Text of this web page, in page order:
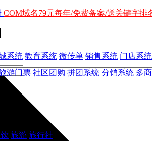
系统 教育系统 微传单 销售系统 门店系统
游门票 社区团购 拼团系统 分销系统 多
COM域名79元每年/免费备案/送关键字排
旅游 旅行社